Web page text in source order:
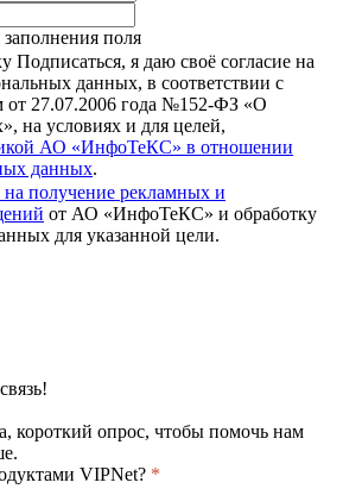
поля
Подписаться, я даю своё согласие на
данных, в соответствии с
от 27.07.2006 года №152-ФЗ «О
на условиях и для целей,
АО «ИнфоТеКС» в отношении
данных.
на получение рекламных и
от АО «ИнфоТеКС» и обработку
для указанной цели.
короткий опрос, чтобы помочь нам
VIPNet? *